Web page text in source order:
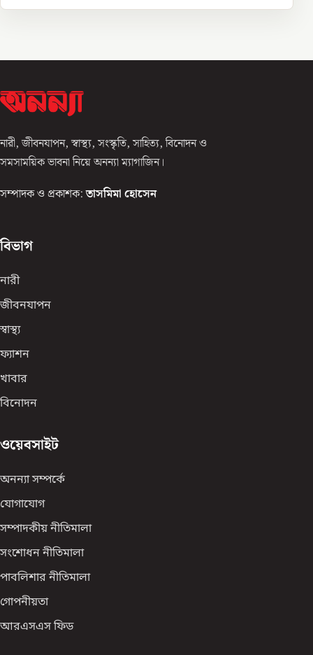
নারী, জীবনযাপন, স্বাস্থ্য, সংস্কৃতি, সাহিত্য, বিনোদন ও
সমসাময়িক ভাবনা নিয়ে অনন্যা ম্যাগাজিন।
সম্পাদক ও প্রকাশক: তাসমিমা হোসেন
বিভাগ
নারী
জীবনযাপন
স্বাস্থ্য
ফ্যাশন
খাবার
বিনোদন
ওয়েবসাইট
অনন্যা সম্পর্কে
যোগাযোগ
সম্পাদকীয় নীতিমালা
সংশোধন নীতিমালা
পাবলিশার নীতিমালা
গোপনীয়তা
আরএসএস ফিড